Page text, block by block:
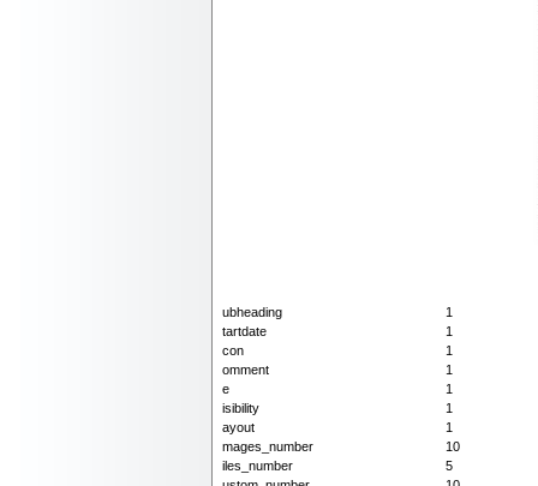
ubheading
1
tartdate
1
con
1
omment
1
e
1
isibility
1
ayout
1
mages_number
10
iles_number
5